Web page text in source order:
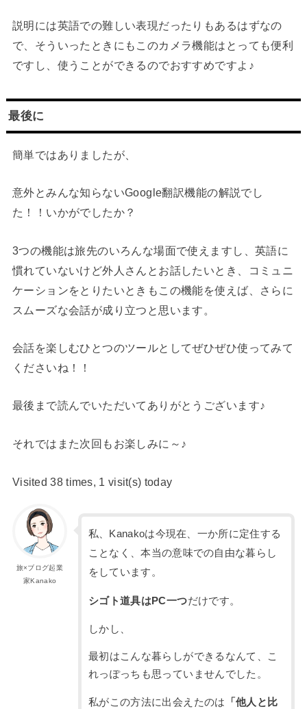
説明には英語での難しい表現だったりもあるはずなの
で、そういったときにもこのカメラ機能はとっても便利
ですし、使うことができるのでおすすめですよ♪
最後に
簡単ではありましたが、
意外とみんな知らないGoogle翻訳機能の解説でし
た！！いかがでしたか？
3つの機能は旅先のいろんな場面で使えますし、英語に
慣れていないけど外人さんとお話したいとき、コミュニ
ケーションをとりたいときもこの機能を使えば、さらに
スムーズな会話が成り立つと思います。
会話を楽しむひとつのツールとしてぜひぜひ使ってみて
くださいね！！
最後まで読んでいただいてありがとうございます♪
それではまた次回もお楽しみに～♪
Visited 38 times, 1 visit(s) today
旅×ブログ起業
家Kanako
私、Kanakoは今現在、一か所に定住する
ことなく、本当の意味での自由な暮らし
をしています。
シゴト道具はPC一つだけです。
しかし、
最初はこんな暮らしができるなんて、こ
れっぽっちも思っていませんでした。
私がこの方法に出会えたのは
「他人と比